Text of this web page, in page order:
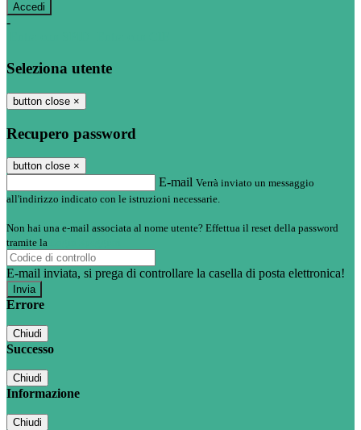
-
Seleziona utente
button close ×
Recupero password
button close ×
E-mail Verrà inviato un messaggio
all'indirizzo indicato con le istruzioni necessarie.
Non hai una e-mail associata al nome utente? Effettua il reset della password
tramite la
E-mail inviata, si prega di controllare la casella di posta elettronica!
Errore
Chiudi
Successo
Chiudi
Informazione
Chiudi